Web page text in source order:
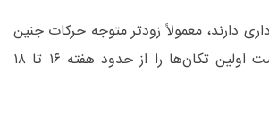
دارند، معمولاً زودتر متوجه حرکات جنین
تکان‌ها را از حدود هفته ۱۶ تا ۱۸